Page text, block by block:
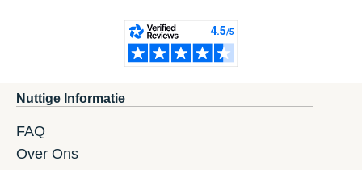
Nuttige Informatie
FAQ
Over Ons